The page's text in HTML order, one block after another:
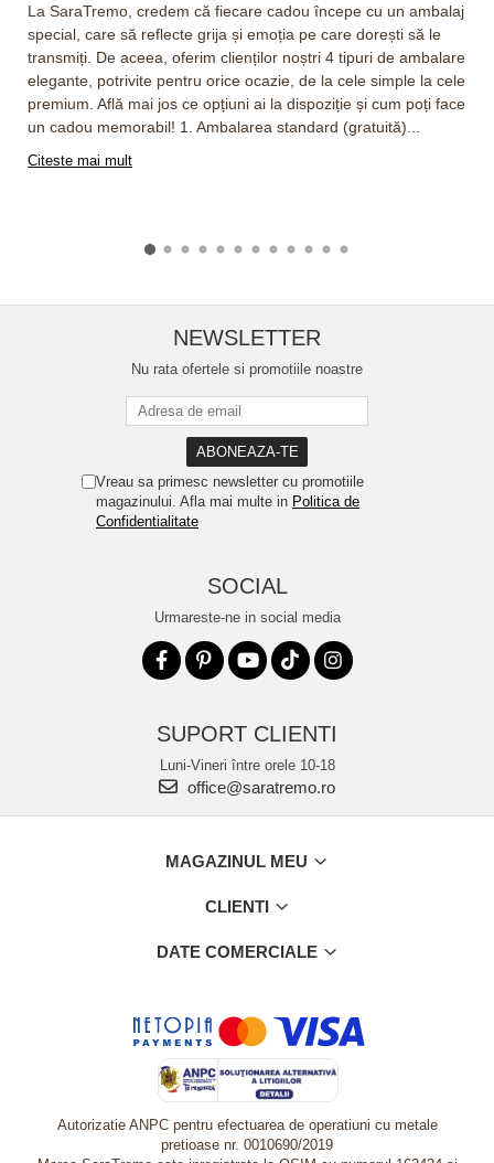
La SaraTremo, credem că fiecare cadou începe cu un ambalaj
special, care să reflecte grija și emoția pe care dorești să le
transmiți. De aceea, oferim clienților noștri 4 tipuri de ambalare
elegante, potrivite pentru orice ocazie, de la cele simple la cele
premium. Află mai jos ce opțiuni ai la dispoziție și cum poți face
un cadou memorabil! 1. Ambalarea standard (gratuită)...
Citeste mai mult
NEWSLETTER
Nu rata ofertele si promotiile noastre
Vreau sa primesc newsletter cu promotiile
magazinului. Afla mai multe in Politica de
Confidentialitate
SOCIAL
Urmareste-ne in social media
SUPORT CLIENTI
Luni-Vineri între orele 10-18
office@saratremo.ro
MAGAZINUL MEU
CLIENTI
DATE COMERCIALE
Autorizatie ANPC pentru efectuarea de operatiuni cu metale
pretioase nr. 0010690/2019